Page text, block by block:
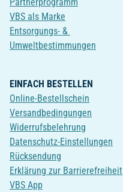
VBS als Marke
Entsorgungs- &
Umweltbestimmungen
EINFACH BESTELLEN
Online-Bestellschein
Versandbedingungen
Widerrufsbelehrung
Datenschutz-Einstellungen
Rücksendung
Erklärung zur Barrierefreiheit
VBS App